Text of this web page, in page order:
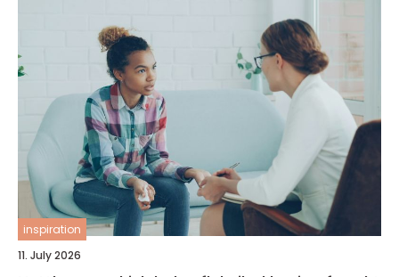
inspiration
11. July 2026